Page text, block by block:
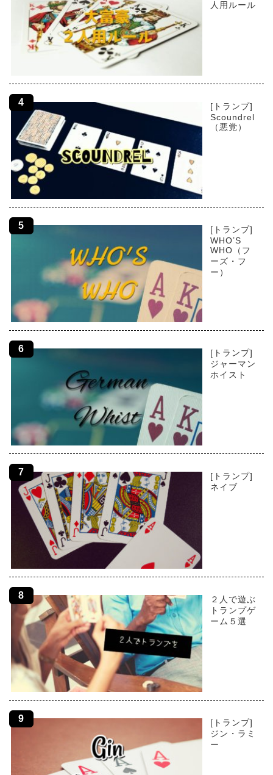
人用ルール
[トランプ]
Scoundrel
（悪党）
[トランプ]
WHO’S
WHO（フ
ーズ・フ
ー）
[トランプ]
ジャーマン
ホイスト
[トランプ]
ネイブ
２人で遊ぶ
トランプゲ
ーム５選
[トランプ]
ジン・ラミ
ー